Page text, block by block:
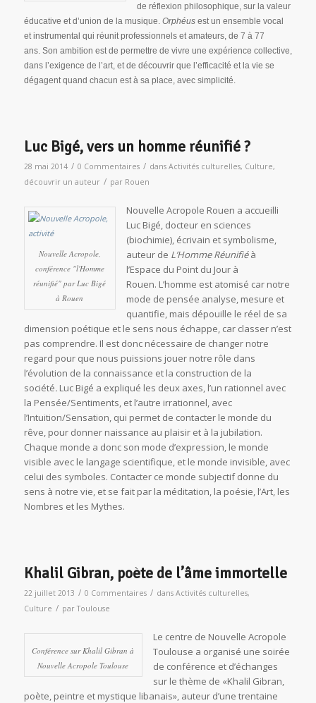
de réflexion philosophique, sur la valeur
éducative et d’union de la musique. Orphéusest un ensemble vocal
et instrumental qui réunit professionnels et amateurs, de 7 à 77
ans. Son ambition est de permettre de vivre une expérience collective,
dans l’exigence de l’art, et de découvrir que l’efficacité et la vie se
dégagent quand chacun est à sa place, avec simplicité.
Luc Bigé, vers un homme réunifié ?
28 mai 2014 / 0 Commentaires / dans Activités culturelles, Culture,
découvrir un auteur / par Rouen
Nouvelle Acropole,
conférence "l'Homme
réunifié" par Luc Bigé
à Rouen
Nouvelle Acropole Rouen a accueilli
Luc Bigé, docteur en sciences
(biochimie), écrivain et symbolisme,
auteur de L’Homme Réunifiéà
l’Espace du Point du Jour à
Rouen. L’homme est atomisé car notre
mode de pensée analyse, mesure et
quantifie, mais dépouille le réel de sa
dimension poétique et le sens nous échappe, car classer n’est
pas comprendre. Il est donc nécessaire de changer notre
regard pour que nous puissions jouer notre rôle dans
l’évolution de la connaissance et la construction de la
société. Luc Bigé a expliqué les deux axes, l’un rationnel avec
la Pensée/Sentiments, et l’autre irrationnel, avec
l’Intuition/Sensation, qui permet de contacter le monde du
rêve, pour donner naissance au plaisir et à la jubilation.
Chaque monde a donc son mode d’expression, le monde
visible avec le langage scientifique, et le monde invisible, avec
celui des symboles. Contacter ce monde subjectif donne du
sens à notre vie, et se fait par la méditation, la poésie, l’Art, les
Nombres et les Mythes.
Khalil Gibran, poète de l’âme immortelle
22 juillet 2013 / 0 Commentaires / dans Activités culturelles,
Culture / parToulouse
Conférence sur Khalil Gibran à
Nouvelle Acropole Toulouse
Le centre de Nouvelle Acropole
Toulouse a organisé une soirée
de conférence et d’échanges
sur le thème de «Khalil Gibran,
poète, peintre et mystique libanais», auteur d’une trentaine